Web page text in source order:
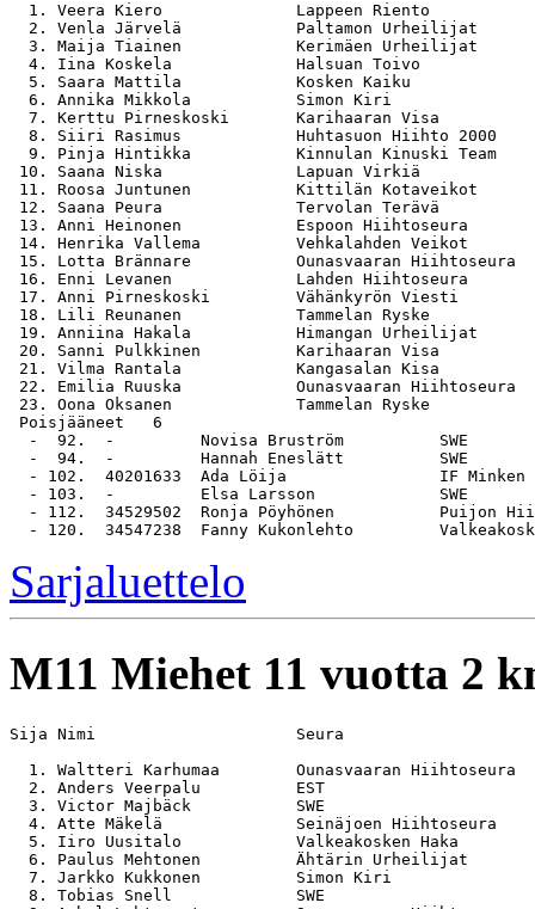
1. Veera Kiero              Lappeen Riento
2. Venla Järvelä            Paltamon Urheilijat
3. Maija Tiainen            Kerimäen Urheilijat
4. Iina Koskela             Halsuan Toivo
5. Saara Mattila            Kosken Kaiku
6. Annika Mikkola           Simon Kiri
7. Kerttu Pirneskoski       Karihaaran Visa
8. Siiri Rasimus            Huhtasuon Hiihto 2000
9. Pinja Hintikka           Kinnulan Kinuski Team
10. Saana Niska              Lapuan Virkiä
11. Roosa Juntunen           Kittilän Kotaveikot
12. Saana Peura              Tervolan Terävä
13. Anni Heinonen            Espoon Hiihtoseura
14. Henrika Vallema          Vehkalahden Veikot
15. Lotta Brännare           Ounasvaaran
16. Enni Levanen             Lahden Hiihtoseura
17. Anni Pirneskoski         Vähänkyrön Viesti
18. Lili Reunanen            Tammelan Ryske
19. Anniina Hakala           Himangan Urheilijat
20. Sanni Pulkkinen          Karihaaran Visa
21. Vilma Rantala            Kangasalan Kisa
22. Emilia Ruuska            Ounasvaaran
23. Oona Oksanen             Tammelan Ryske
Poisjääneet   6
  -  92.  -         Novisa Bruström          SWE
  -  94.  -         Hannah Eneslätt          SWE
  - 102.  40201633  Ada Löija                IF Minken
  - 103.  -         Elsa Larsson             SWE
- 112.  34529502  Ronja Pöyhönen           Puijon
Sarjaluettelo
M11 Miehet 11 vuotta 2
Sija Nimi                     Seura
1. Waltteri Karhumaa        Ounasvaaran Hiihtoseura
2. Anders Veerpalu          EST
3. Victor Majbäck           SWE
4. Atte Mäkelä              Seinäjoen Hiihtoseura
5. Iiro Uusitalo            Valkeakosken Haka
6. Paulus Mehtonen          Ähtärin Urheilijat
7. Jarkko Kukkonen          Simon Kiri
8. Tobias Snell             SWE